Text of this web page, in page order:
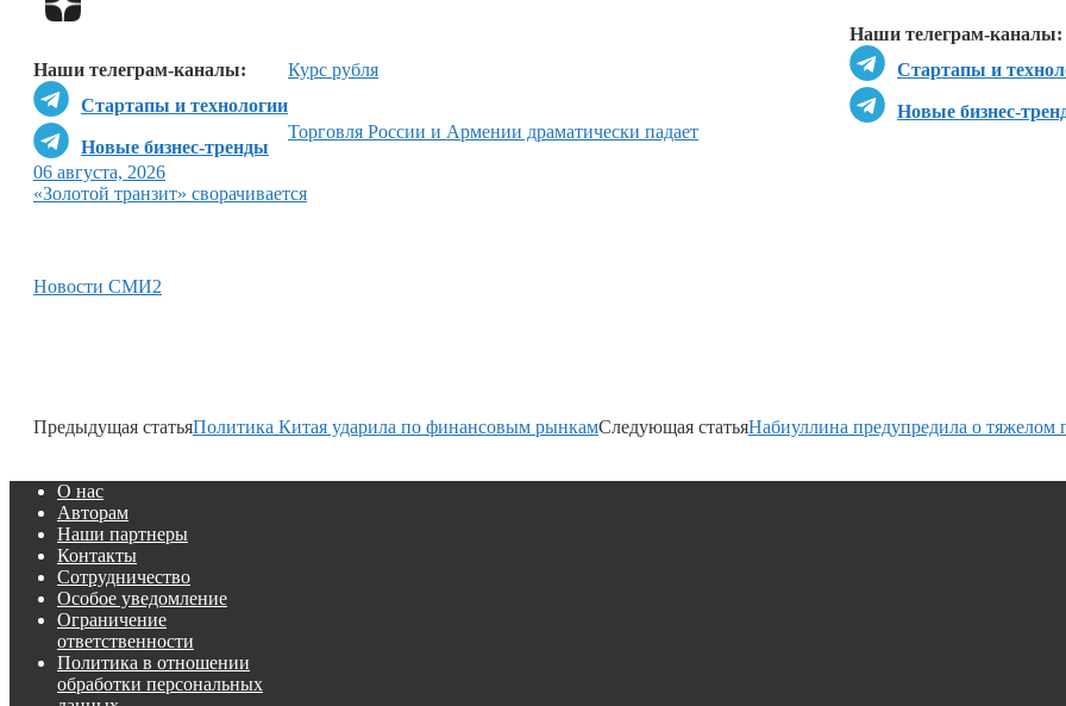
Наши телеграм-каналы:
Стартапы и
Новые бизнес-
Наши телеграм-каналы:
Стартапы и технологии
Новые бизнес-тренды
Курс рубля
Торговля России и Армении драматически падает
06 августа, 2026
«Золотой транзит» сворачивается
Новости СМИ2
Предыдущая статьяПолитика Китая ударила по финансовым рынкамСледующая статьяНабиуллина предупредила о тяжелом
О нас
Авторам
Наши партнеры
Контакты
Сотрудничество
Особое уведомление
Ограничение
ответственности
Политика в отношении
обработки персональных